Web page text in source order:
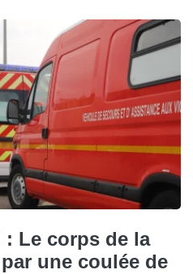
: Le corps de la
une coulée de